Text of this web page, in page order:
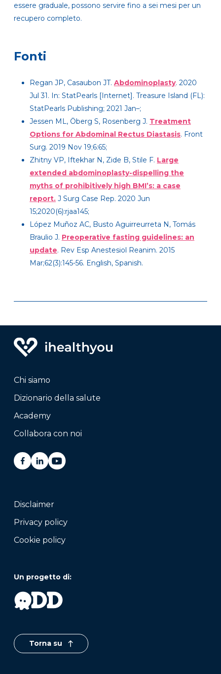
essere graduale, possono servire fino a sei mesi per un
recupero completo.
Fonti
Regan JP, Casaubon JT. Abdominoplasty. 2020
Jul 31. In: StatPearls [Internet]. Treasure Island (FL):
StatPearls Publishing; 2021 Jan–;
Jessen ML, Öberg S, Rosenberg J. Treatment
Options for Abdominal Rectus Diastasis. Front
Surg. 2019 Nov 19;6:65;
Zhitny VP, Iftekhar N, Zide B, Stile F. Large
extended abdominoplasty-dispelling the
myths of prohibitively high BMI’s: a case
report. J Surg Case Rep. 2020 Jun
15;2020(6):rjaa145;
López Muñoz AC, Busto Aguirreurreta N, Tomás
Braulio J. Preoperative fasting guidelines: an
update. Rev Esp Anestesiol Reanim. 2015
Mar;62(3):145-56. English, Spanish.
Chi siamo
Dizionario della salute
Academy
Collabora con noi
Disclaimer
Privacy policy
Cookie policy
Un progetto di:
Torna su